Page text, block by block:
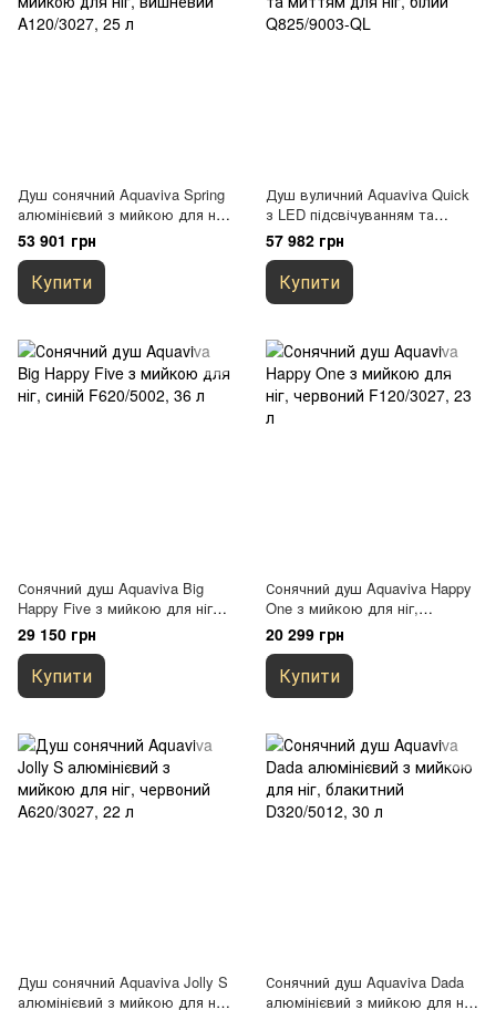
Душ сонячний Aquaviva Spring
алюмінієвий з мийкою для ніг,
вишневий A120/3027, 25 л
53 901 грн
Купити
Душ вуличний Aquaviva Quick
з LED підсвічуванням та
миттям для ніг, білий
Q825/9003-QL
57 982 грн
Купити
Сонячний душ Aquaviva Big
Happy Five з мийкою для ніг,
синій F620/5002, 36 л
29 150 грн
Купити
Сонячний душ Aquaviva Happy
One з мийкою для ніг,
червоний F120/3027, 23 л
20 299 грн
Купити
Душ сонячний Aquaviva Jolly S
алюмінієвий з мийкою для ніг,
Сонячний душ Aquaviva Dada
алюмінієвий з мийкою для ніг,